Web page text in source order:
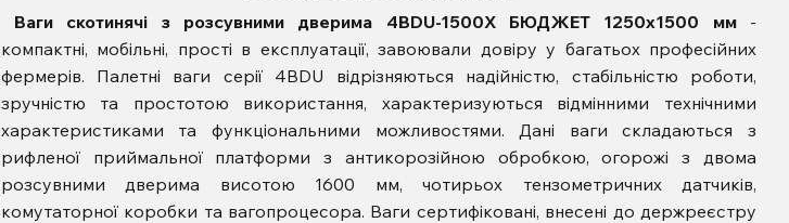
Ваги скотинячі з розсувними дверима 4BDU-1500X БЮДЖЕТ 1250х1500 мм-
компактні, мобільні, прості в експлуатації, завоювали довіру у багатьох професійних
фермерів. Палетні ваги серії 4BDU відрізняються надійністю, стабільністю роботи,
зручністю та простотою використання, характеризуються відмінними технічними
характеристиками та функціональними можливостями. Дані ваги складаються з
рифленої приймальної платформи з антикорозійною обробкою,огорожі з двома
розсувними дверима висотою 1600 мм, чотирьох тензометричних датчиків,
комутаторної коробки та вагопроцесора. Ваги сертифіковані, внесені до держреєстру